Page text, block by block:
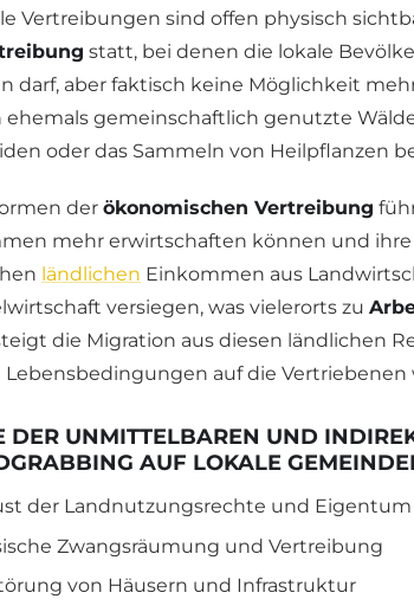
Vertreibungen sind offen physisch
statt, bei denen die lokale
darf, aber faktisch keine Möglichkeit
ehemals gemeinschaftlich genutzte
oder das Sammeln von Heilpflanzen
der ökonomischen Vertreibung
mehr erwirtschaften können und
ländlichen Einkommen aus
versiegen, was vielerorts zu
die Migration aus diesen ländlichen
Lebensbedingungen auf die Vertriebenen
DER UNMITTELBAREN UND
AUF LOKALE
der Landnutzungsrechte und Eigentum
Zwangsräumung und Vertreibung
von Häusern und Infrastruktur